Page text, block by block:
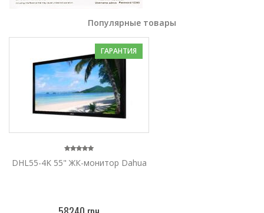
Популярные товары
ГАРАНТИЯ
DHL55-4K 55" ЖК-монитор Dahua